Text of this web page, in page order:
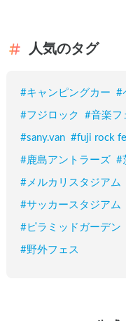
人気のタグ
#キャンピングカー #
#フジロック #音楽フ
#sany.van #fuji rock
#鹿島アントラーズ #
#メルカリスタジアム
#サッカースタジアム
#ピラミッドガーデン
#野外フェス